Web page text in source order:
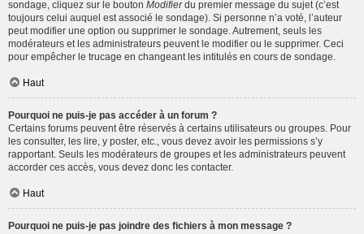
sondage, cliquez sur le bouton Modifierdu premier message du sujet (c’est
toujours celui auquel est associé le sondage). Si personne n’a voté, l’auteur
peut modifier une option ou supprimer le sondage. Autrement, seuls les
modérateurs et les administrateurs peuvent le modifier ou le supprimer. Ceci
pour empêcher le trucage en changeant les intitulés en cours de sondage.
Haut
Pourquoi ne puis-je pas accéder à un forum ?
Certains forums peuvent être réservés à certains utilisateurs ou groupes. Pour
les consulter, les lire, y poster, etc., vous devez avoir les permissions s’y
rapportant. Seuls les modérateurs de groupes et les administrateurs peuvent
accorder ces accès, vous devez donc les contacter.
Haut
Pourquoi ne puis-je pas joindre des fichiers à mon message ?